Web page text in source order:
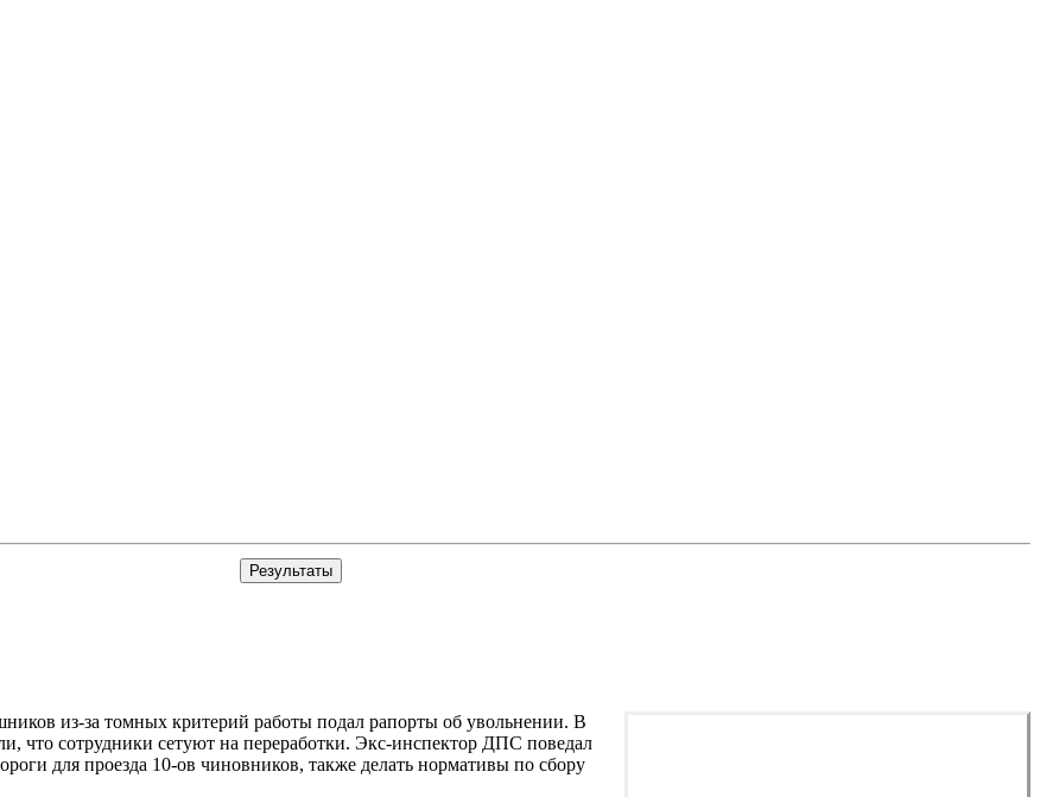
из-за томных критерий работы подал рапорты об увольнении. В
что сотрудники сетуют на переработки. Экс-инспектор ДПС поведал
для проезда 10-ов чиновников, также делать нормативы по сбору